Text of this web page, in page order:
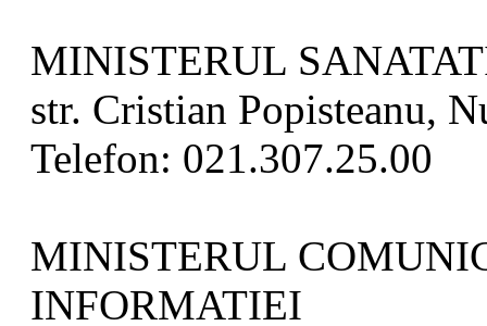
MINISTERUL
str. Cristian Popisteanu,
Telefon: 021.307.25.00
MINISTERUL
INFORMATIEI